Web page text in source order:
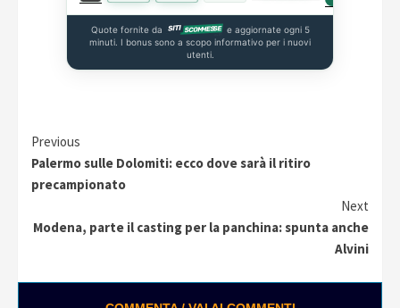
Quote fornite da
e aggiornate ogni 5
minuti. I bonus sono a scopo informativo per i nuovi
utenti.
Continue
Reading
Previous
Palermo sulle Dolomiti: ecco dove sarà il ritiro
precampionato
Next
Modena, parte il casting per la panchina: spunta anche
Alvini